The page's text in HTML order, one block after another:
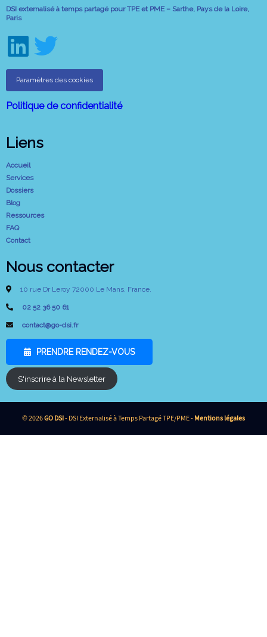
DSI externalisé à temps partagé pour TPE et PME – Sarthe, Pays de la Loire,
Paris
Paramètres des cookies
Politique de confidentialité
Liens
Accueil
Services
Dossiers
Blog
Ressources
FAQ
Contact
Nous contacter
10 rue Dr Leroy 72000 Le Mans, France.
02 52 36 50 61
contact@go-dsi.fr
PRENDRE RENDEZ-VOUS
S'inscrire à la Newsletter
© 2026GO DSI- DSI Externalisé à Temps Partagé TPE/PME -Mentions légales